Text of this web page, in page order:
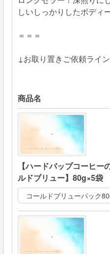
しいしっかりしたボディ
＝＝＝
↓お取り置きご依頼ライ
商品名
【ハードバップコーヒー
ルドブリュー】80g×5袋